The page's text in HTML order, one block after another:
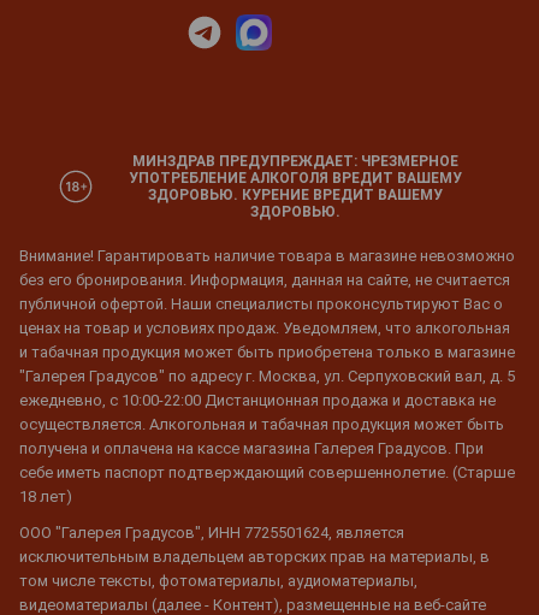
МИНЗДРАВ ПРЕДУПРЕЖДАЕТ: ЧРЕЗМЕРНОЕ
УПОТРЕБЛЕНИЕ АЛКОГОЛЯ ВРЕДИТ ВАШЕМУ
ЗДОРОВЬЮ. КУРЕНИЕ ВРЕДИТ ВАШЕМУ
ЗДОРОВЬЮ.
Внимание! Гарантировать наличие товара в магазине невозможно
без его бронирования. Информация, данная на сайте, не считается
публичной офертой. Наши специалисты проконсультируют Вас о
ценах на товар и условиях продаж. Уведомляем, что алкогольная
и табачная продукция может быть приобретена только в магазине
"Галерея Градусов" по адресу г. Москва, ул. Серпуховский вал, д. 5
ежедневно, с 10:00-22:00 Дистанционная продажа и доставка не
осуществляется. Алкогольная и табачная продукция может быть
получена и оплачена на кассе магазина Галерея Градусов. При
себе иметь паспорт подтверждающий совершеннолетие. (Старше
18 лет)
ООО "Галерея Градусов", ИНН 7725501624, является
исключительным владельцем авторских прав на материалы, в
том числе тексты, фотоматериалы, аудиоматериалы,
видеоматериалы (далее - Контент), размещенные на веб-сайте